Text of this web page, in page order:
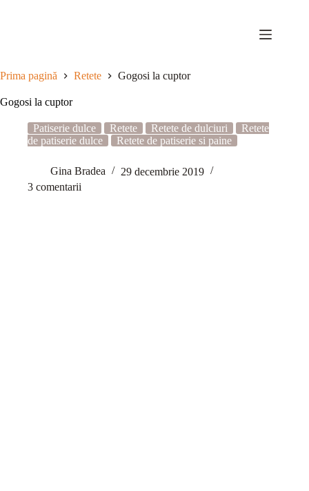
Prima pagină Retete Gogosi la cuptor
Gogosi la cuptor
Patiserie dulce Retete Retete de dulciuri
Retete
de patiserie dulce
Retete de patiserie si paine
Gina Bradea
29 decembrie 2019
3 comentarii